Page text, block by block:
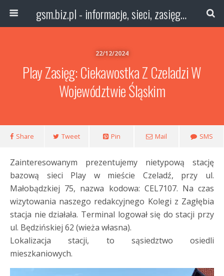
gsm.biz.pl - informacje, sieci, zasięg technologie
22/12/2024
Play Zasięg: Ciekawostka Z Czeladzi W
Województwie Śląskim
Share Tweet Pin Mail SMS
Zainteresowanym prezentujemy nietypową stację
bazową sieci Play w mieście Czeladź, przy ul.
Małobądzkiej 75, nazwa kodowa: CEL7107. Na czas
wizytowania naszego redakcyjnego Kolegi z Zagłębia
stacja nie działała. Terminal logował się do stacji przy
ul. Będzińskiej 62 (wieża własna).
Lokalizacja stacji, to sąsiedztwo osiedli
mieszkaniowych.